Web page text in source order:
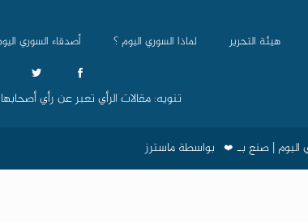
هيئة التحرير لماذا السوري اليوم ؟ أصدقاء السوري
تنويه: مقالات الرأي تعبر عن رأي
❤️ بواسطةماسترز